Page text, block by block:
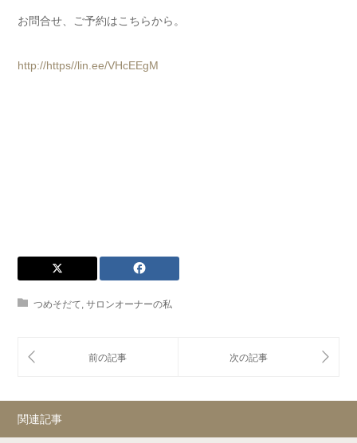
お問合せ、ご予約はこちらから。
http://https//lin.ee/VHcEEgM
つめそだて サロンオーナーの私
関連記事